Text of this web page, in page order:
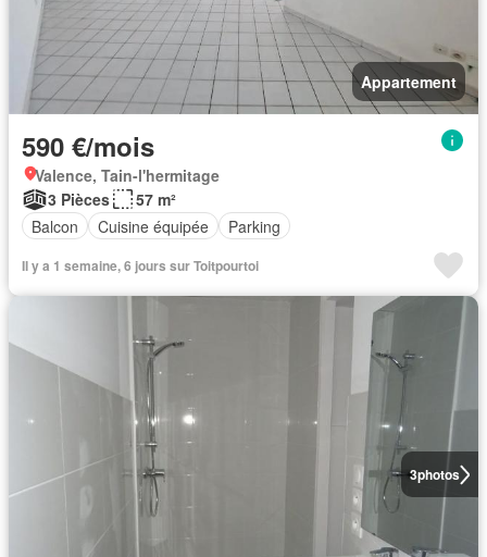
Appartement
590 €/mois
Valence, Tain-l'hermitage
3 Pièces
57 m²
Balcon
Cuisine équipée Parking
Il y a 1 semaine, 6 jours sur Toitpourtoi
3photos